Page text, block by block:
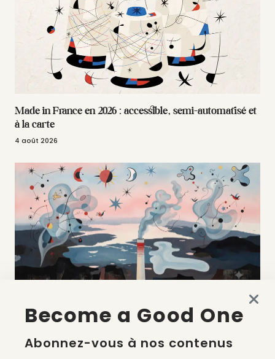
Made in France en 2026 : accessible, semi-automatisé et
à la carte
4 août 2026
La liste des prestataires du bilan carbone d’une marque
de mode
2 août 2026
Become a Good One
Abonnez-vous à nos contenus